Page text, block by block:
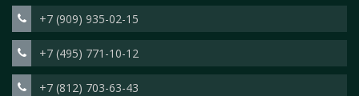
+7 (909) 935-02-15
+7 (495) 771-10-12
+7 (812) 703-63-43